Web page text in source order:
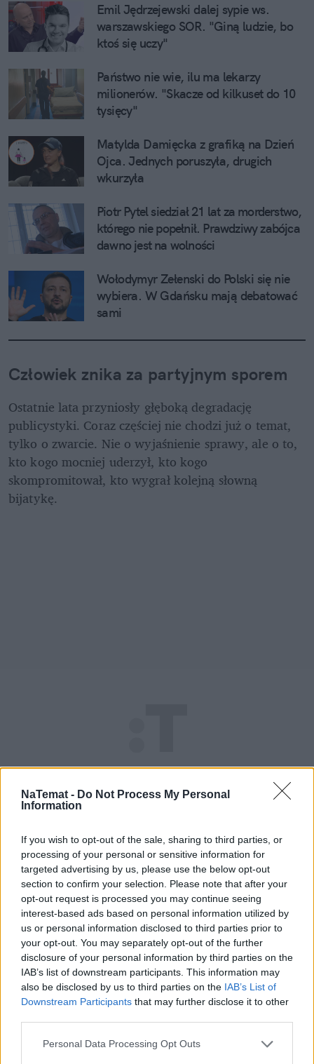
NaTemat - Do Not Process My Personal
Information
If you wish to opt-out of the sale, sharing to third parties, or
processing of your personal or sensitive information for
targeted advertising by us, please use the below opt-out
section to confirm your selection. Please note that after your
opt-out request is processed you may continue seeing
interest-based ads based on personal information utilized by
us or personal information disclosed to third parties prior to
your opt-out. You may separately opt-out of the further
disclosure of your personal information by third parties on the
IAB’s list of downstream participants. This information may
also be disclosed by us to third parties on the IAB’s List of
Downstream Participants that may further disclose it to other
Personal Data Processing Opt Outs
Emil Jędrzejewski dalej sypie ws.
warszawskiego SOR. "Giną ludzie, bo
ktoś się uczy"
Państwo nie wie, ilu ma lekarzy
milionerów. "Skacze od kilkuset do 10
tysięcy"
Matylda Damięcka z grafiką na Dzień
Ojca. Jednych poruszyła, drugich
wkurzyła
Piotr Pytel siedział 21 lat za morderstwo,
którego nie popełnił. Prawdziwy zabójca
dawno jest na wolności
Wołodymyr Zełenski do Polski się nie
wybiera. W Gdańsku mają debatować
sami
Człowiek znika za partyjnym sporem
Ostatnie lata przyniosły głęboką degradację
publicystyki. Coraz częściej nie chodzi już o temat,
tylko o zwarcie. Nie o wyjaśnienie sprawy, ale o to,
kto kogo mocniej uderzył, kto kogo
skompromitował, kto wygrał kolejną słowną
bijatykę.
Pociągiem z Polski do Włoch?!
Nowość od PKP Intercity! |
kierunek:PODRÓŻE
Czuchnowski kłóci się ze Stanowskim, ten
pierwszy nie wiadomo po co broni władzy, ten drugi
nie wiadomo po co we wszystko miesza obecną
władzę. Obaj są dziennikarskimi populistami.
Spór między dziennikarzami i komentatorami staje